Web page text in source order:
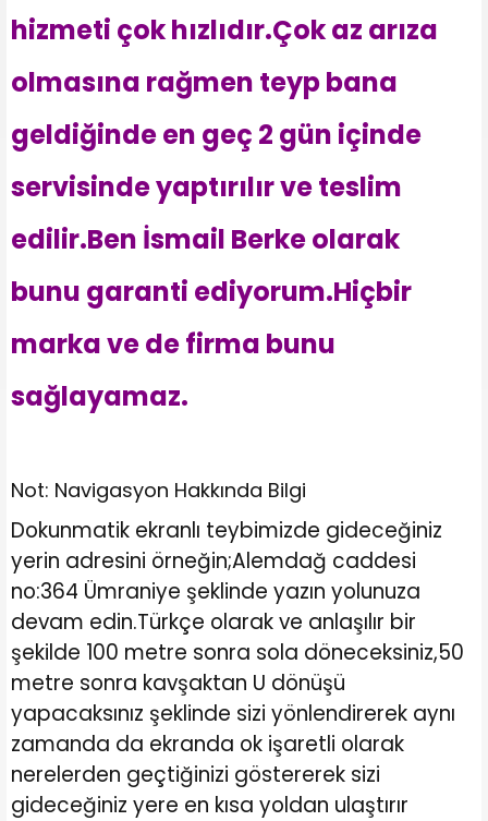
hizmeti çok hızlıdır.Çok az arıza
olmasına rağmen teyp bana
geldiğinde en geç 2 gün içinde
servisinde yaptırılır ve teslim
edilir.Ben İsmail Berke olarak
bunu garanti ediyorum.Hiçbir
marka ve de firma bunu
sağlayamaz.
Not: Navigasyon Hakkında Bilgi
Dokunmatik ekranlı teybimizde gideceğiniz
yerin adresini örneğin;Alemdağ caddesi
no:364 Ümraniye şeklinde yazın yolunuza
devam edin.Türkçe olarak ve anlaşılır bir
şekilde 100 metre sonra sola döneceksiniz,50
metre sonra kavşaktan U dönüşü
yapacaksınız şeklinde sizi yönlendirerek aynı
zamanda da ekranda ok işaretli olarak
nerelerden geçtiğinizi göstererek sizi
gideceğiniz yere en kısa yoldan ulaştırır